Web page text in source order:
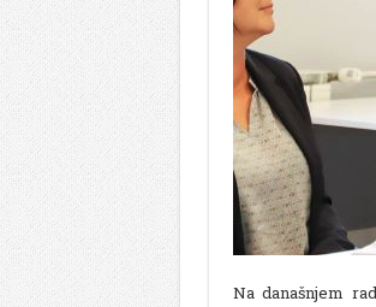
Na današnjem